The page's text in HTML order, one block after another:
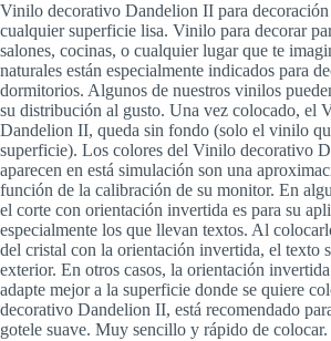
Vinilo decorativo Dandelion II para decoración
cualquier superficie lisa. Vinilo para decorar
salones, cocinas, o cualquier lugar que te
naturales están especialmente indicados para
dormitorios. Algunos de nuestros vinilos
su distribución al gusto. Una vez colocado, el
Dandelion II, queda sin fondo (solo el vinilo
superficie). Los colores del Vinilo decorativo
aparecen en está simulación son una
función de la calibración de su monitor. En
el corte con orientación invertida es para su
especialmente los que llevan textos. Al
del cristal con la orientación invertida, el texto
exterior. En otros casos, la orientación
adapte mejor a la superficie donde se quiere
decorativo Dandelion II, está recomendado
gotele suave. Muy sencillo y rápido de colocar.